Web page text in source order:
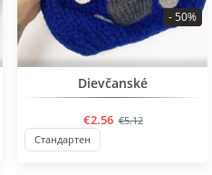
BESTSELLER
Dievčanské
€2.56 €5.12
- 50%
Стандартен